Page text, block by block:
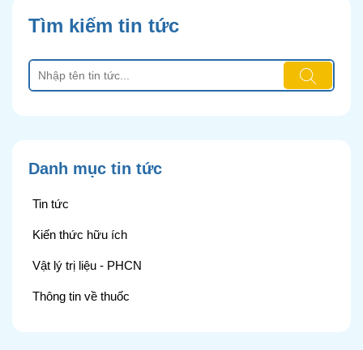
Tìm kiếm tin tức
Danh mục tin tức
Tin tức
Kiến thức hữu ích
Vật lý trị liệu - PHCN
Thông tin về thuốc